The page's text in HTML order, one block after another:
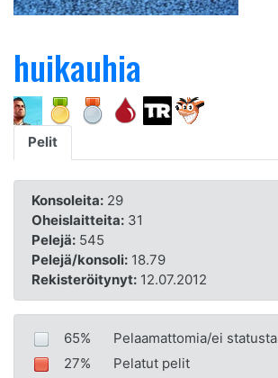
huikauhia
Pelit
Konsoleita:29
Oheislaitteita:31
Pelejä:545
Pelejä/konsoli:18.79
Rekisteröitynyt:12.07.2012
65%
Pelaamattomia/ei statusta
27%
Pelatut pelit